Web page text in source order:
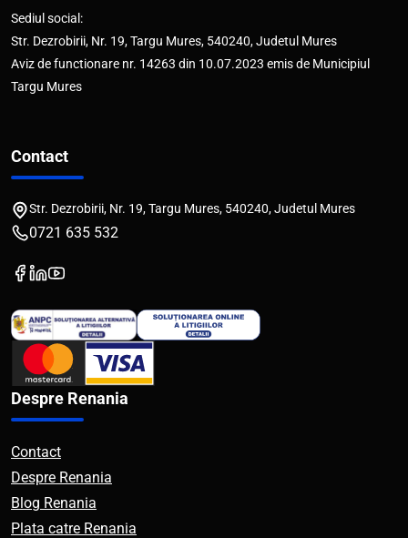
Sediul social:
Str. Dezrobirii, Nr. 19, Targu Mures, 540240, Judetul Mures
Aviz de functionare nr. 14263 din 10.07.2023 emis de Municipiul
Targu Mures
Contact
Str. Dezrobirii, Nr. 19, Targu Mures, 540240, Judetul Mures
0721 635 532
Despre Renania
Contact
Despre Renania
Blog Renania
Plata catre Renania